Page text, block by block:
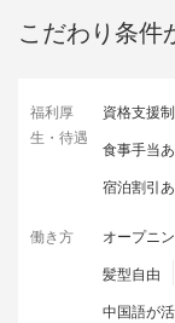
こだわり条件
福利厚
生・待遇
資格支援
食事手当
宿泊割引
働き方 オープニ
髪型自由
中国語が